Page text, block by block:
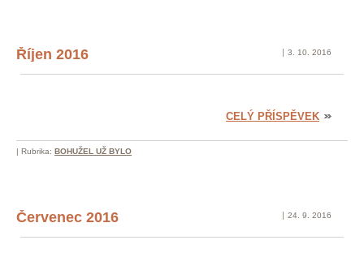
Říjen 2016 3. 10. 2016
CELÝ PŘÍSPĚVEK
| Rubrika: BOHUŽEL UŽ BYLO
Červenec 2016 24. 9. 2016